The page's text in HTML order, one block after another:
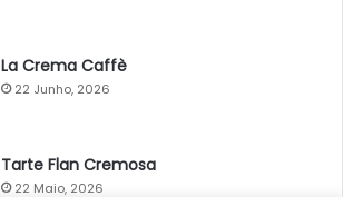
La Crema Caffè
22 Junho, 2026
Tarte Flan Cremosa
22 Maio, 2026